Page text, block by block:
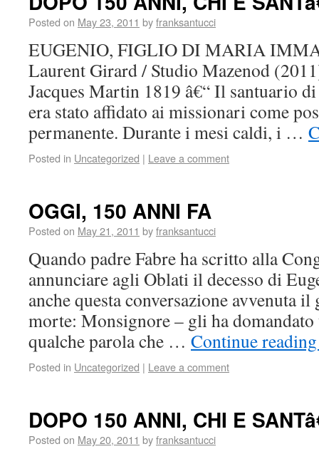
Posted on May 23, 2011 byfranksantucci
EUGENIO, FIGLIO DI MARIA
Laurent Girard / Studio Mazenod
Jacques Martin 1819 â€“ Il santuario
era stato affidato ai missionari come
permanente. Durante i mesi caldi, i …
Posted in Uncategorized | Leave a comment
OGGI, 150 ANNI FA
Posted on May 21, 2011 byfranksantucci
Quando padre Fabre ha scritto alla
annunciare agli Oblati il decesso di
anche questa conversazione avvenuta
morte: Monsignore – gli ha
qualche parola che … Continue
Posted in Uncategorized | Leave a comment
DOPO 150 ANNI, CHI E
Posted on May 20, 2011 byfranksantucci